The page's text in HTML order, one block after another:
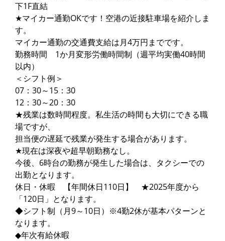
下1F直結
★マイカー通勤OKです！空港の近接駐車場を紹介しま
す。
マイカー通勤の交通費支給は月4万円までです。
勤務時間 1か月変形労働時間制（週平均実働40時間
以内）
＜シフト例＞
07：30～15：30
12：30～20：30
★残業は数時間程度。私生活の時間も大切にできる職
場ですが、
担当便の遅延で残業が発生する場合があります。
★現在は深夜や超早朝勤務なし。
今後、6時台の勤務が発生した場合は、タクシーでの
出勤となります。
休日・休暇 【年間休日110日】 ★2025年度から
「120日」となります。
◆シフト制（月9～10日）※4勤2休が基本パターンと
なります。
◆年次有給休暇